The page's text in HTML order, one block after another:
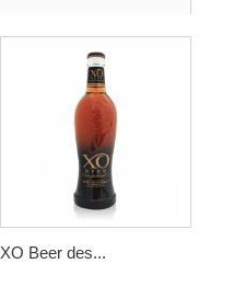
XO Beer des...